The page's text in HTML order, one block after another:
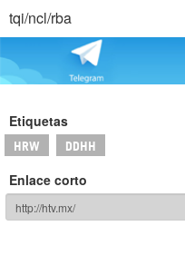
tqi/ncl/rba
Etiquetas
HRW DDHH
Enlace corto